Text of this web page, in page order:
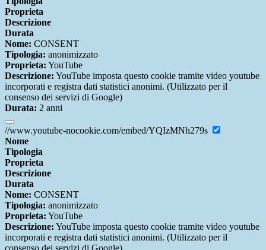
Proprieta
Descrizione
Durata
Nome: CONSENT
Tipologia: anonimizzato
Proprieta: YouTube
Descrizione: YouTube imposta questo cookie tramite video youtube
incorporati e registra dati statistici anonimi. (Utilizzato per il
consenso dei servizi di Google)
Durata: 2 anni
//www.youtube-nocookie.com/embed/YQIzMNh279s
Nome
Tipologia
Proprieta
Descrizione
Durata
Nome: CONSENT
Tipologia: anonimizzato
Proprieta: YouTube
Descrizione: YouTube imposta questo cookie tramite video youtube
incorporati e registra dati statistici anonimi. (Utilizzato per il
consenso dei servizi di Google)